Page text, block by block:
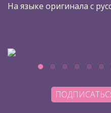
На языке оригинала с